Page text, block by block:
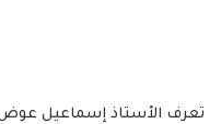
تعرف الأستاذ إسماعيل عوض